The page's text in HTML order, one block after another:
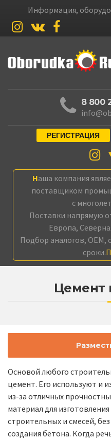
Информация,
8 800
РЕГИСТРАЦИЯ
Наша компания является профессиональным
поставщиком
с
Поставки напрямую
Европа,
Подбор аналогов,
сроки.
Цемент
Основой любого
цемент. Его используют и
из-за отличных
материал для
строительных и смесей,
создания бетона. Когда